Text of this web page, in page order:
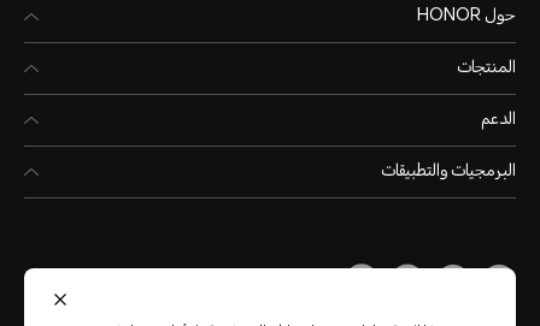
حول HONOR
المنتجات
الدعم
البرمجيات والتطبيقات